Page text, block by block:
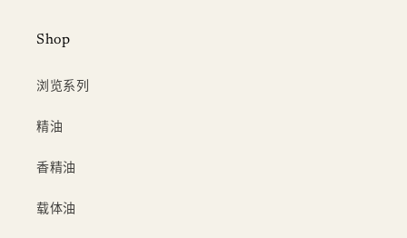
Shop
浏览系列
精油
香精油
载体油